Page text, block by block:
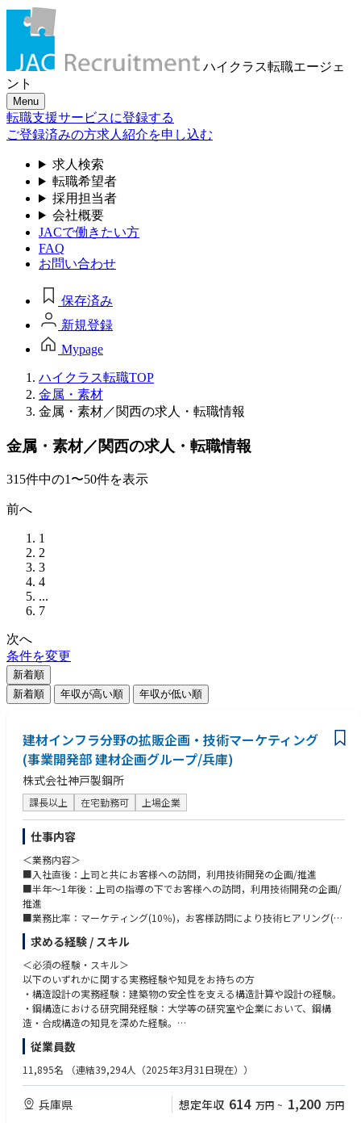
ハイクラス転職エージェ
ント
Menu
転職支援サービスに登録する
ご登録済みの方求人紹介を申し込む
求人検索
転職希望者
採用担当者
会社概要
JACで働きたい方
FAQ
お問い合わせ
保存済み
新規登録
Mypage
ハイクラス転職TOP
金属・素材
金属・素材／関西の求人・転職情報
金属・素材／関西の求人・転職情報
315件中の1〜50件を表示
前へ
1
2
3
4
...
7
次へ
条件を変更
新着順
新着順
年収が高い順 年収が低い順
建材インフラ分野の拡販企画・技術マーケティング
(事業開発部 建材企画グループ/兵庫)
株式会社神戸製鋼所
課長以上 在宅勤務可 上場企業
仕事内容
＜業務内容＞
■入社直後：上司と共にお客様への訪問，利用技術開発の企画/推進
■半年～1年後：上司の指導の下でお客様への訪問，利用技術開発の企画/
推進
■業務比率：マーケティング(10％)，お客様訪問により技術ヒアリング(1
0％)，工法開発等の技術業務(40％)，設計検討(30％)
■プロジェクト例、規模：大手設計事務所や大手建設会社との工法開発，
ハウスメーカーへの設計提案
■担当製品：鋼材商品(厚板，薄板，溶接材料，ボルト)，溶接ロボット，
建設機械
■参考URL：https://www.kobelco.co.jp/products/industry/engineering/
事業開発部 建材企画グループ（神戸本社）
求める経験 / スキル
＜必須の経験・スキル＞
以下のいずれかに関する実務経験や知見をお持ちの方
・構造設計の実務経験：建築物の安全性を支える構造計算や設計の経験。
・鋼構造における研究開発経験：大学等の研究室や企業において、鋼構
造・合成構造の知見を深めた経験。
＜あると好ましい経験・スキル＞
下記の資格等をお持ちの方は、知見を活かしてご活躍いただけます。
・構造設計一級建築士
・技術士（建設部門）
従業員数
11,895名 （連結39,294人（2025年3月31日現在））
兵庫県 想定年収 614 万円 ~ 1,200 万円